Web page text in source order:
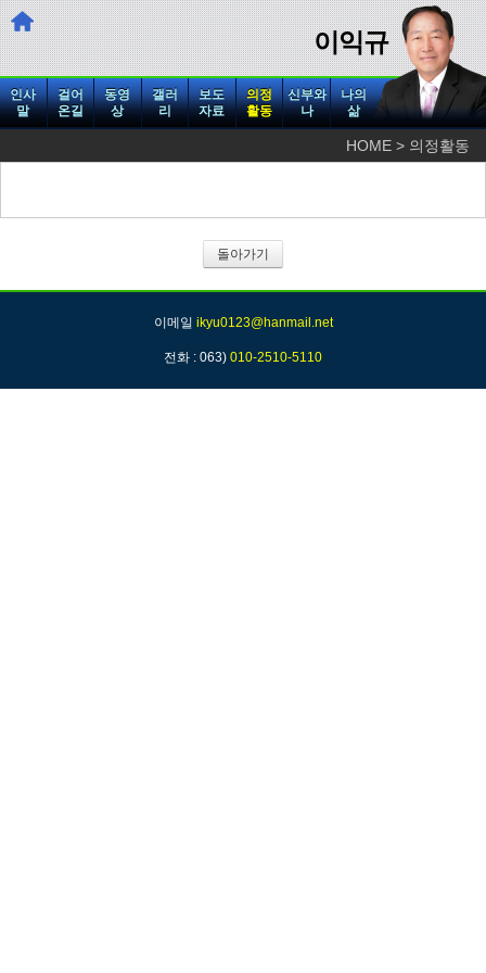
이익규
인사
말
걸어
온길
동영
상
갤러
리
보도
자료
의정
활동
신부와
나
나의
삶
HOME > 의정활동
돌아가기
이메일 ikyu0123@hanmail.net
전화 : 063) 010-2510-5110